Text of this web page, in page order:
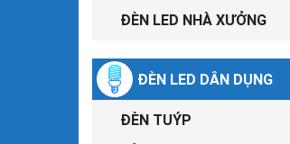
ĐÈN LED NHÀ XƯỞNG
ĐÈN LED DÂN DỤNG
ĐÈN TUÝP